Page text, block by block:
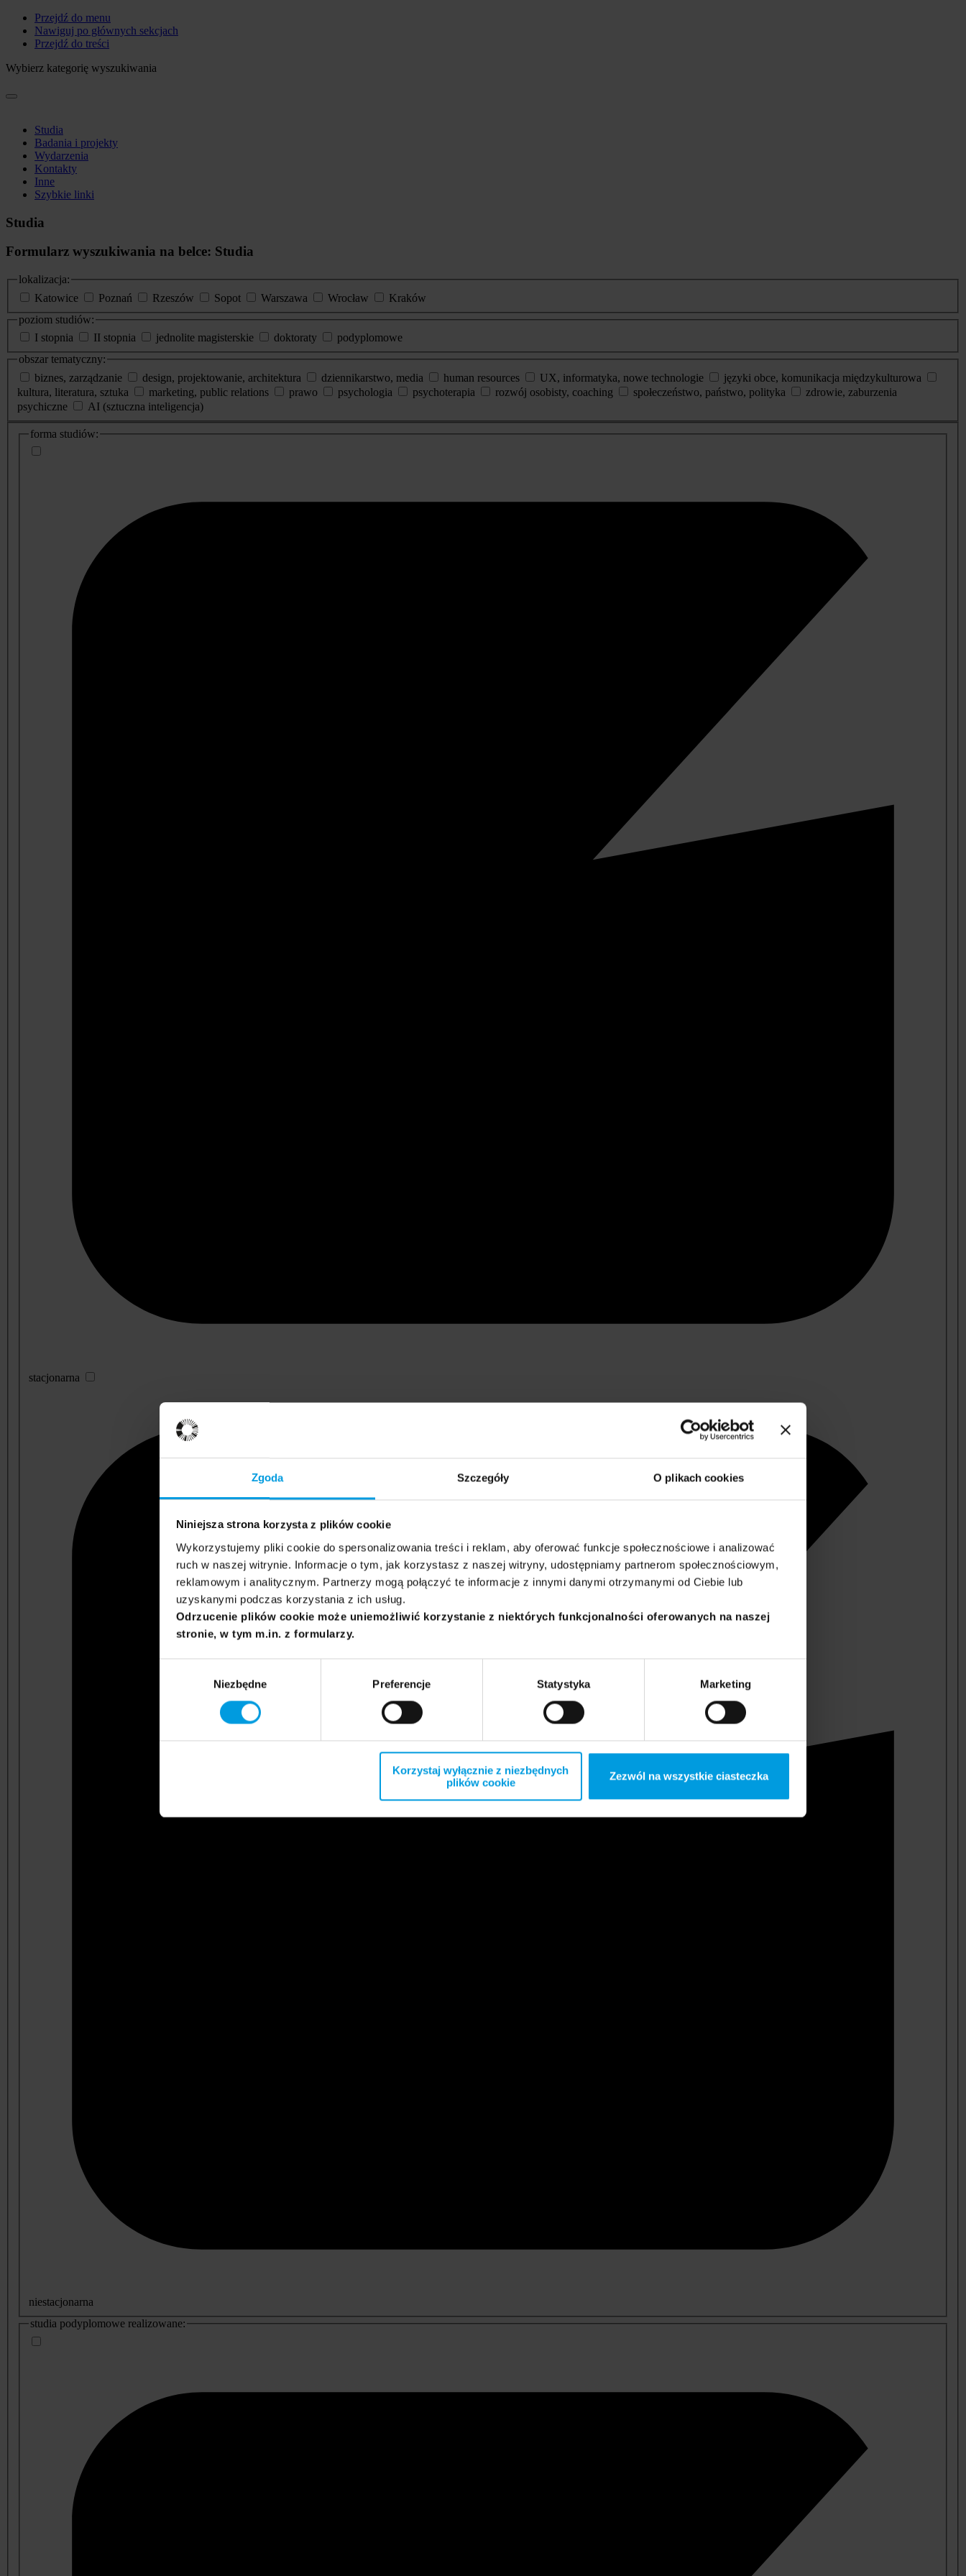
Zgoda Szczegóły O plikach cookies
Niniejsza strona korzysta z plików cookie
Wykorzystujemy pliki cookie do spersonalizowania treści i reklam, aby oferować funkcje społecznościowe i analizować
ruch w naszej witrynie. Informacje o tym, jak korzystasz z naszej witryny, udostępniamy partnerom społecznościowym,
reklamowym i analitycznym. Partnerzy mogą połączyć te informacje z innymi danymi otrzymanymi od Ciebie lub
uzyskanymi podczas korzystania z ich usług.
Odrzucenie plików cookie może uniemożliwić korzystanie z niektórych funkcjonalności oferowanych na naszej
stronie, w tym m.in. z formularzy.
Niezbędne Preferencje Statystyka Marketing
Korzystaj wyłącznie z niezbędnych
plików cookie
Zezwól na wszystkie ciasteczka
Przejdź do menu
Nawiguj po głównych sekcjach
Przejdź do treści
Wybierz kategorię wyszukiwania
Studia
Badania i projekty
Wydarzenia
Kontakty
Inne
Szybkie linki
Studia
Formularz wyszukiwania na belce: Studia
lokalizacja:
Katowice
Poznań Rzeszów Sopot Warszawa Wrocław
Kraków
poziom studiów:
I stopnia
II stopnia jednolite magisterskie doktoraty
podyplomowe
obszar tematyczny:
biznes, zarządzanie
design, projektowanie, architektura dziennikarstwo, media human resources UX, informatyka, nowe technologie
języki obce, komunikacja międzykulturowa
kultura, literatura, sztuka
marketing, public relations prawo psychologia psychoterapia rozwój osobisty, coaching społeczeństwo, państwo, polityka
zdrowie, zaburzenia
psychiczne
AI (sztuczna inteligencja)
dodatkowe
informacje
forma studiów:
stacjonarna
niestacjonarna
studia podyplomowe realizowane: